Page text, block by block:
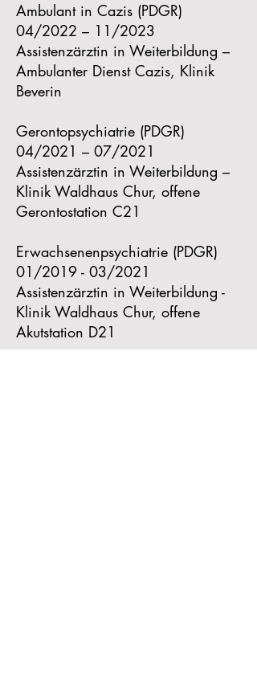
Ambulant in Cazis (PDGR)
04/2022 – 11/2023
Assistenzärztin in Weiterbildung –
Ambulanter Dienst Cazis, Klinik
Beverin
Gerontopsychiatrie (PDGR)
04/2021 – 07/2021
Assistenzärztin in Weiterbildung –
Klinik Waldhaus Chur, offene
Gerontostation C21
Erwachsenenpsychiatrie (PDGR)
01/2019 - 03/2021
Assistenzärztin in Weiterbildung -
Klinik Waldhaus Chur, offene
Akutstation D21